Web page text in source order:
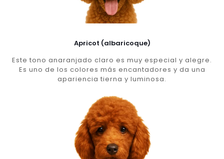
Apricot (albaricoque)
Este tono anaranjado claro es muy especial y alegre.
Es uno de los colores más encantadores y da una
apariencia tierna y luminosa.